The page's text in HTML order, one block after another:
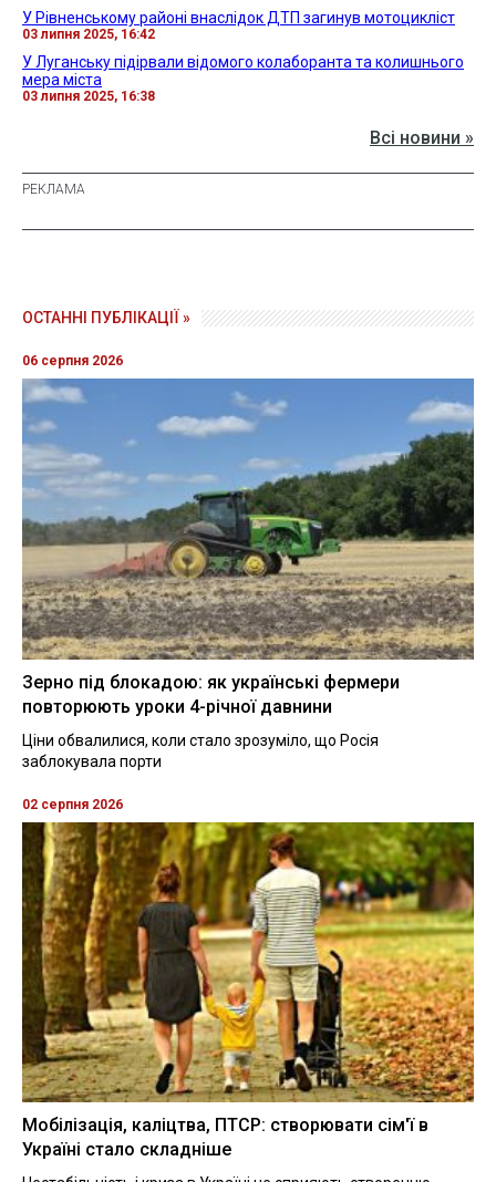
У Рівненському районі внаслідок ДТП загинув мотоцикліст
03 липня 2025, 16:42
У Луганську підірвали відомого колаборанта та колишнього
мера міста
03 липня 2025, 16:38
Всі новини »
ОСТАННІ ПУБЛІКАЦІЇ »
06 серпня 2026
Зерно під блокадою: як українські фермери
повторюють уроки 4-річної давнини
Ціни обвалилися, коли стало зрозуміло, що Росія
заблокувала порти
02 серпня 2026
Мобілізація, каліцтва, ПТСР: створювати сім'ї в
Україні стало складніше